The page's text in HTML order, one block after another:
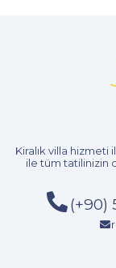
Kiralık villa hizmeti
ile tüm tatilinizin
(+90)